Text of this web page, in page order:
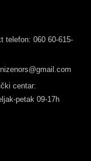
telefon: 060 60-615-
centar:
petak 09-17h